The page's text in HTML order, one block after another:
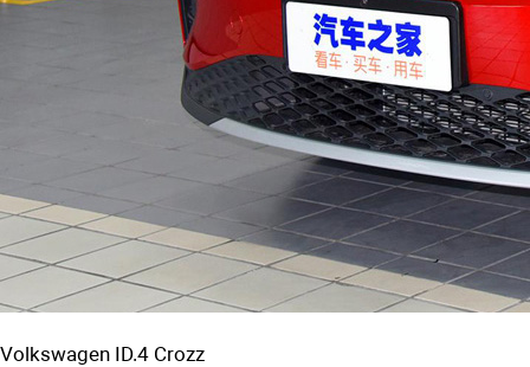
Volkswagen ID.4 Crozz